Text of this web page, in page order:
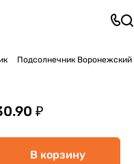
Подсолнечник Воронежский
₽
В корзину